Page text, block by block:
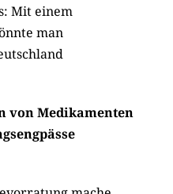
Mit einem
man
von Medikamenten